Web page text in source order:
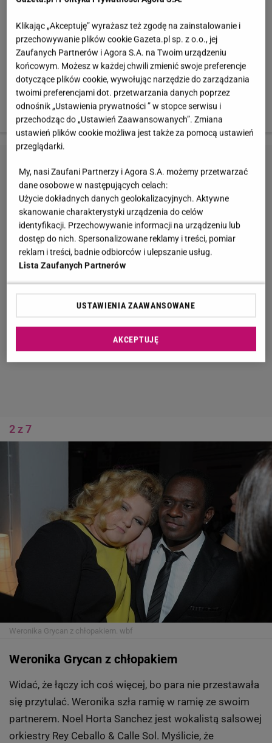
2 z 7
Weronika Grycan z chłopakiem. wbf
Weronika Grycan z chłopakiem
Widać, że łączy ich coś więcej, bo para nie przestawała
się przytulać. Weronika szła ramię w ramię ze swoim
partnerem. Noel Horta Sanchez jest wokalistą salsowej
orkiestry Rey Ceballo & Calle Sol. Myślicie, że
Klikając „Akceptuję” wyrażasz też zgodę na zainstalowanie i
przechowywanie plików cookie Gazeta.pl sp. z o.o., jej
Zaufanych Partnerów i Agora S.A. na Twoim urządzeniu
końcowym. Możesz w każdej chwili zmienić swoje preferencje
dotyczące plików cookie, wywołując narzędzie do zarządzania
twoimi preferencjami dot. przetwarzania danych poprzez
odnośnik „Ustawienia prywatności ” w stopce serwisu i
przechodząc do „Ustawień Zaawansowanych”. Zmiana
ustawień plików cookie możliwa jest także za pomocą ustawień
przeglądarki.
My, nasi Zaufani Partnerzy i Agora S.A. możemy przetwarzać
dane osobowe w następujących celach:
Użycie dokładnych danych geolokalizacyjnych. Aktywne
skanowanie charakterystyki urządzenia do celów
identyfikacji. Przechowywanie informacji na urządzeniu lub
dostęp do nich. Spersonalizowane reklamy i treści, pomiar
reklam i treści, badnie odbiorców i ulepszanie usług.
Lista Zaufanych Partnerów
USTAWIENIA ZAAWANSOWANE
AKCEPTUJĘ